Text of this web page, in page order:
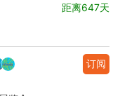
距离647天
订阅